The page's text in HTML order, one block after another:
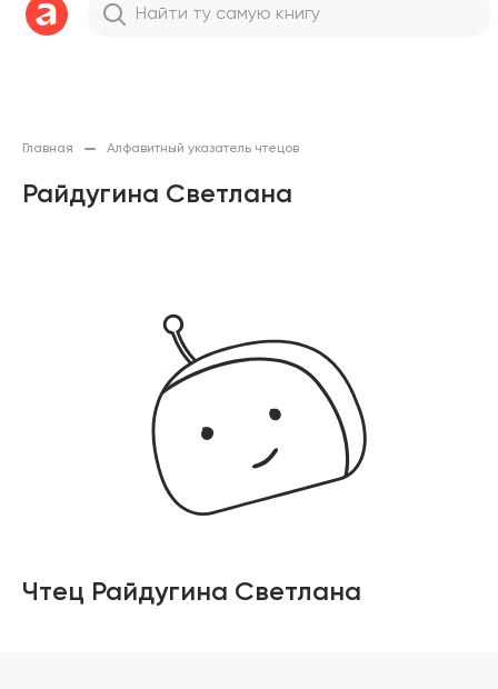
Главная Алфавитный указатель чтецов
Райдугина Светлана
Чтец Райдугина Светлана